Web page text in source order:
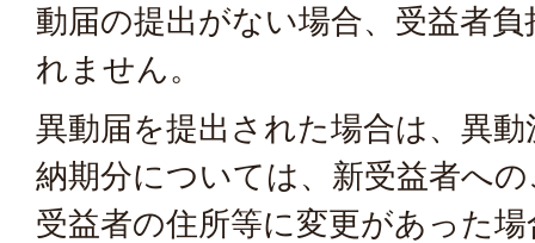
動届の提出がない場合、受益者
れません。
異動届を提出された場合は、異
納期分については、新受益者へ
受益者の住所等に変更があった